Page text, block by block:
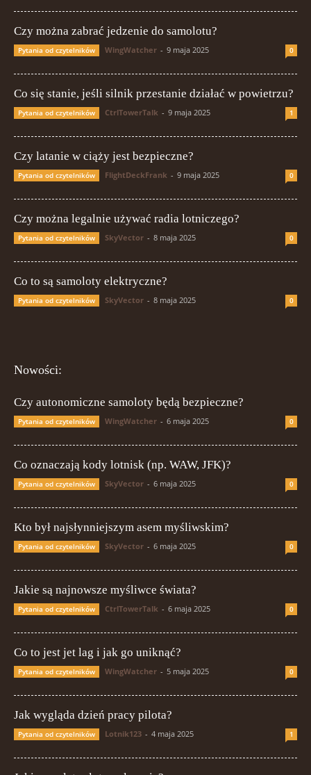
Czy można zabrać jedzenie do samolotu?
Pytania od czytelników WingWatcher - 9 maja 2025 0
Co się stanie, jeśli silnik przestanie działać w powietrzu?
Pytania od czytelników CtrlTowerTalk - 9 maja 2025 1
Czy latanie w ciąży jest bezpieczne?
Pytania od czytelników FlightDeckFrank - 9 maja 2025 0
Czy można legalnie używać radia lotniczego?
Pytania od czytelników SkyVector - 8 maja 2025 0
Co to są samoloty elektryczne?
Pytania od czytelników SkyVector - 8 maja 2025 0
Nowości:
Czy autonomiczne samoloty będą bezpieczne?
Pytania od czytelników WingWatcher - 6 maja 2025 0
Co oznaczają kody lotnisk (np. WAW, JFK)?
Pytania od czytelników SkyVector - 6 maja 2025 0
Kto był najsłynniejszym asem myśliwskim?
Pytania od czytelników SkyVector - 6 maja 2025 0
Jakie są najnowsze myśliwce świata?
Pytania od czytelników CtrlTowerTalk - 6 maja 2025 0
Co to jest jet lag i jak go uniknąć?
Pytania od czytelników WingWatcher - 5 maja 2025 0
Jak wygląda dzień pracy pilota?
Pytania od czytelników Lotnik123 - 4 maja 2025 1